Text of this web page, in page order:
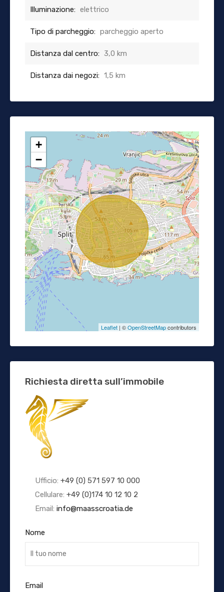
Illuminazione: elettrico
Tipo di parcheggio: parcheggio aperto
Distanza dal centro: 3,0 km
Distanza dai negozi: 1,5 km
+
−
Leaflet | ©OpenStreetMapcontributors
Richiesta diretta sull’immobile
Ufficio: +49 (0) 571 597 10 000
Cellulare: +49 (0)174 10 12 10 2
Email: info@maasscroatia.de
Nome
Email